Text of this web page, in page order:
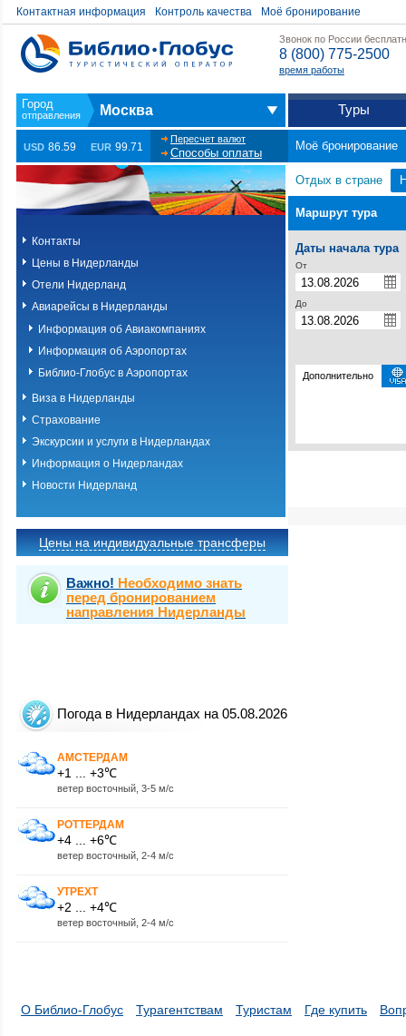
Контактная информация Контроль качества Моё бронирование
Звонок по России
8 (800) 775-2500
время работы
Москва Туры
USD 86.59 EUR 99.71
Пересчет валют
Способы оплаты
Моё бронирование
Контакты
Цены в Нидерланды
Отели Нидерланд
Авиарейсы в Нидерланды
Информация об Авиакомпаниях
Информация об Аэропортах
Библио-Глобус в Аэропортах
Виза в Нидерланды
Страхование
Экскурсии и услуги в Нидерландах
Информация о Нидерландах
Новости Нидерланд
Цены на индивидуальные трансферы
Важно! Необходимо знать
перед бронированием
направления Нидерланды
Погода в Нидерландах на 05.08.2026
АМСТЕРДАМ
+1 ... +3℃
ветер восточный, 3-5 м/с
РОТТЕРДАМ
+4 ... +6℃
ветер восточный, 2-4 м/с
УТРЕХТ
+2 ... +4℃
ветер восточный, 2-4 м/с
Отдых в стране
Маршрут тура
Даты начала тура
От
До
Дополнительно
О Библио-Глобус Турагентствам Туристам Где купить